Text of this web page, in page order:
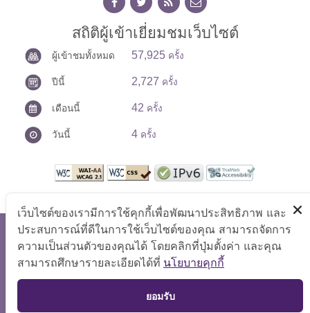
สถิติผู้เข้าเยี่ยมชมเว็บไซต์
ผู้เข้าชมทั้งหมด 57,925 ครั้ง
ปีนี้ 2,727 ครั้ง
เดือนนี้ 42 ครั้ง
วันนี้ 4 ครั้ง
สงวนลิขสิทธิ์ © 2569 ศูนย์ปฏิบัติการต่อต้านการทุจริต
แสดงผลได้ดีที่ขนาดหน้าจอ 1024x768 pixel
แผนผังเว็บไซต์| คำถามที่พบบ่อย| นโยบายเว็บไซต์|
การปฏิเสธความรับผิด
TOP
เว็บไซต์ของเรามีการใช้คุกกี้เพื่อพัฒนาประสิทธิภาพ และ
ประสบการณ์ที่ดีในการใช้เว็บไซต์ของคุณ สามารถจัดการ
ความเป็นส่วนตัวของคุณได้ โดยคลิกที่ปุ่มตั้งค่า และคุณ
สามารถศึกษารายละเอียดได้ที่ นโยบายคุกกี้
ยอมรับ